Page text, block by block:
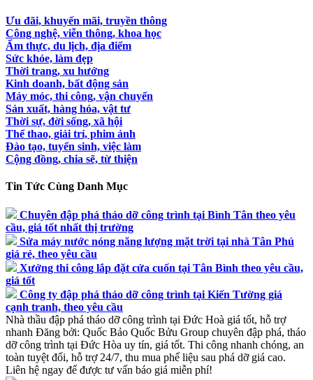
Ưu đãi, khuyến mãi, truyền thông
Công nghệ, viễn thông, khoa học
Ẩm thực, du lịch, địa điểm
Sức khỏe, làm đẹp
Thời trang, xu hướng
Kinh doanh, bất động sản
Máy móc, thi công, vận chuyển
Sản xuất, hàng hóa, vật tư
Thời sự, đời sống, xã hội
Thể thao, giải trí, phim ảnh
Đào tạo, tuyển sinh, việc làm
Cộng đồng, chia sẽ, từ thiện
Tin Tức Cùng Danh Mục
Chuyên đập phá tháo dỡ công trình tại Bình Tân theo yêu
cầu, giá tốt nhất thị trường
Sửa máy nước nóng năng lượng mặt trời tại nhà Tân Phú
giá rẻ, theo yêu cầu
Xưởng thi công lắp đặt cửa cuốn tại Tân Bình theo yêu cầu,
giá tốt
Công ty đập phá tháo dỡ công trình tại Kiến Tường giá
cạnh tranh, theo yêu cầu
Nhà thầu đập phá tháo dỡ công trình tại Đức Hoà giá tốt, hỗ trợ
nhanh Đăng bởi: Quốc Bảo Quốc Bửu Group chuyên đập phá, tháo
dỡ công trình tại Đức Hòa uy tín, giá tốt. Thi công nhanh chóng, an
toàn tuyệt đối, hỗ trợ 24/7, thu mua phế liệu sau phá dỡ giá cao.
Liên hệ ngay để được tư vấn báo giá miễn phí!